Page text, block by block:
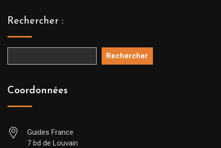
Rechercher :
Rechercher
Coordonnées
Guides France
7 bd de Louvain